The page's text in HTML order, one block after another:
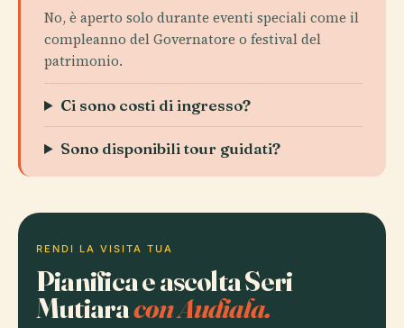
No, è aperto solo durante eventi speciali come il
compleanno del Governatore o festival del
patrimonio.
Ci sono costi di ingresso?
Sono disponibili tour guidati?
RENDI LA VISITA TUA
Pianifica e ascolta Seri
Mutiaracon Audiala.